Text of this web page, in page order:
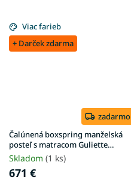
Viac farieb
+ Darček zdarma
zadarmo
Čalúnená boxspring manželská
posteľ s matracom Guliette
180x200 - béžová
Skladom (1 ks)
671 €